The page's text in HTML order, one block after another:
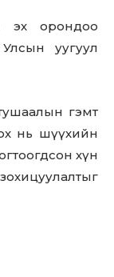
эх орондоо
уугуул
гэмт
нь шүүхийн
хүн